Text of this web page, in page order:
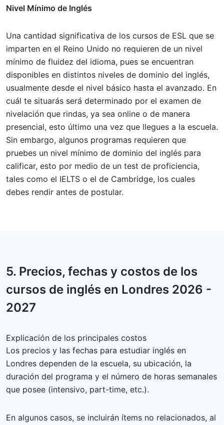
Nivel Mínimo de Inglés
Una cantidad significativa de los cursos de ESL que se
imparten en el Reino Unido no requieren de un nivel
mínimo de fluidez del idioma, pues se encuentran
disponibles en distintos niveles de dominio del inglés,
usualmente desde el nivel básico hasta el avanzado. En
cuál te situarás será determinado por el examen de
nivelación que rindas, ya sea online o de manera
presencial, esto último una vez que llegues a la escuela.
Sin embargo, algunos programas requieren que
pruebes un nivel mínimo de dominio del inglés para
calificar, esto por medio de un test de proficiencia,
tales como el IELTS o el de Cambridge, los cuales
debes rendir antes de postular.
5. Precios, fechas y costos de los
cursos de inglés en Londres 2026 -
2027
Explicación de los principales costos
Los precios y las fechas para estudiar inglés en
Londres dependen de la escuela, su ubicación, la
duración del programa y el número de horas semanales
que posee (intensivo, part-time, etc.).
En algunos casos, se incluirán ítems no relacionados, al